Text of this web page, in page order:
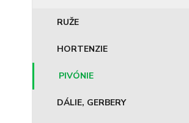
RUŽE
HORTENZIE
PIVÓNIE
DÁLIE, GERBERY